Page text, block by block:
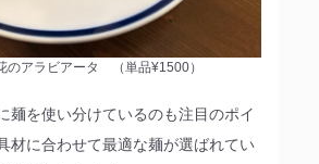
のアラビアータ （単品¥1500）
麺を使い分けているのも注目のポイ
材に合わせて最適な麺が選ばれてい